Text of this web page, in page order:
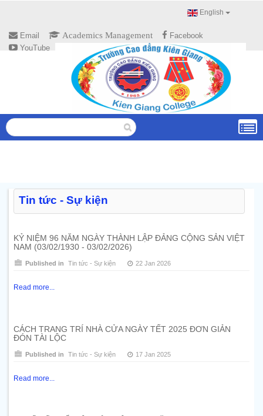
English
Email Academics Management
Facebook
YouTube
Tin tức - Sự kiện
KỶ NIỆM 96 NĂM NGÀY THÀNH LẬP ĐẢNG CỘNG SẢN VIỆT
NAM (03/02/1930 - 03/02/2026)
Published in Tin tức - Sự kiện 22 Jan 2026
Read more...
CÁCH TRANG TRÍ NHÀ CỬA NGÀY TẾT 2025 ĐƠN GIẢN
ĐÓN TÀI LỘC
Published in Tin tức - Sự kiện 17 Jan 2025
Read more...